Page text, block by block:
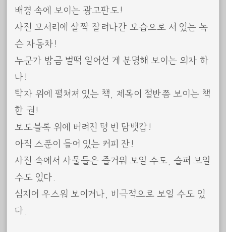
배경 속에 보이는 광고판도!
사진 모서리에 살짝 잘려나간 모습으로 서 있는 녹
슨 자동차!
누군가 방금 벌떡 일어선 게 분명해 보이는 의자 하
나!
탁자 위에 펼쳐져 있는 책, 제목이 절반쯤 보이는 책
한 권!
보도블록 위에 버려진 텅 빈 담뱃갑!
아직 스푼이 들어 있는 커피 잔!
사진 속에서 사물들은 즐거워 보일 수도, 슬퍼 보일
수도 있다.
심지어 우스워 보이거나, 비극적으로 보일 수도 있
다.